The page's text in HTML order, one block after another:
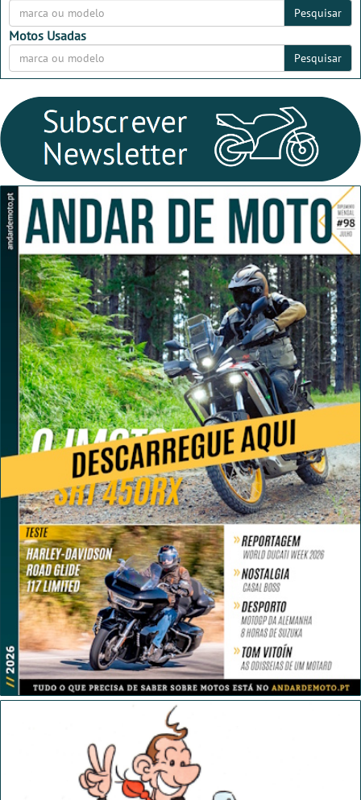
Pesquisar
Motos Usadas
Pesquisar